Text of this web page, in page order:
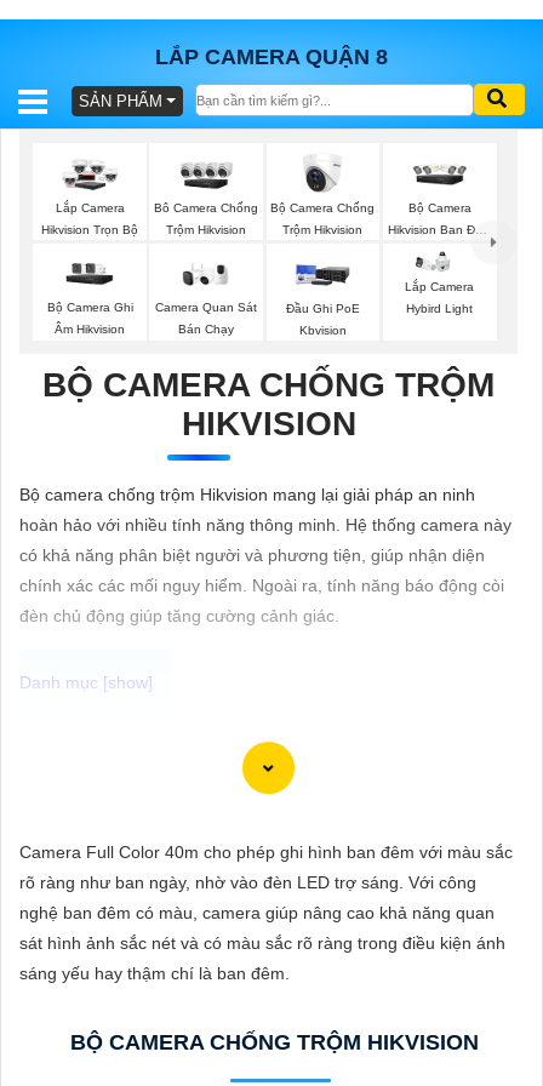
LẮP CAMERA QUẬN 8
BÁO
TRỌN
GÓI
SẢN
LẮP
ĐẶT
KIỆN
VẤN
DỊCH
VỤ
SẢN PHẨM
Lắp Camera
Hikvision Trọn Bộ
Bô Camera Chống
Trộm Hikvision
Bộ Camera Chống
Trộm Hikvision
Bộ Camera
Hikvision Ban Đêm
Có Màu
Bộ Camera Ghi
Âm Hikvision
Camera Quan Sát
Bán Chạy
Đầu Ghi PoE
Kbvision
Lắp Camera
Hybird Light
BỘ CAMERA CHỐNG TRỘM
HIKVISION
Bộ camera chống trộm Hikvision mang lại giải pháp an ninh
hoàn hảo với nhiều tính năng thông minh. Hệ thống camera này
có khả năng phân biệt người và phương tiện, giúp nhận diện
chính xác các mối nguy hiểm. Ngoài ra, tính năng báo động còi
đèn chủ động giúp tăng cường cảnh giác.
Chắc chắn! Dưới đây là cách bạn có thể viết một bài viết giới
thiệu sản phẩm về việc lắp Camera Hikvision giá rẻ với hình ảnh
chăng cho ngôi nhà hoặc doanh nghiệp của mình? Hãy cân
việc bảo vệ tài sản và an ninh cho mọi người.
Tại sao chọn Camera Hikvision?
Camera Full Color 40m cho phép ghi hình ban đêm với màu sắc
rõ ràng như ban ngày, nhờ vào đèn LED trợ sáng. Với công
nghệ ban đêm có màu, camera giúp nâng cao khả năng quan
sát hình ảnh sắc nét và có màu sắc rõ ràng trong điều kiện ánh
sáng yếu hay thậm chí là ban đêm.
BỘ CAMERA CHỐNG TRỘM HIKVISION